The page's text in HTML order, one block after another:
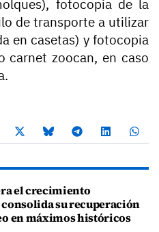
fotocopia de la
de transporte a utilizar
en casetas) y fotocopia
carnet zoocan, en caso
el crecimiento
su recuperación
en máximos históricos